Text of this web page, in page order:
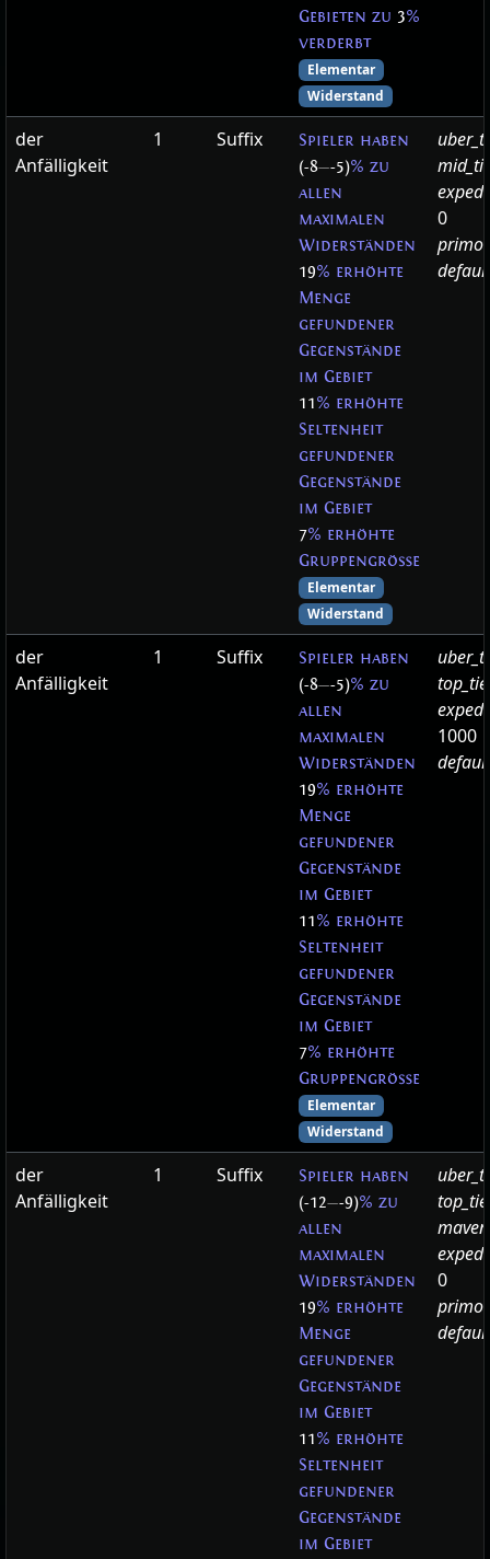
Gebieten zu 3%
verderbt
Elementar
Widerstand
der
Anfälligkeit
1 Suffix
Spieler haben
(-8—-5)% zu
allen
maximalen
Widerständen
19% erhöhte
Menge
gefundener
Gegenstände
im Gebiet
11% erhöhte
Seltenheit
gefundener
Gegenstände
im Gebiet
7% erhöhte
Gruppengröße
Elementar
Widerstand
0
default
der
Anfälligkeit
1 Suffix
Spieler haben
(-8—-5)% zu
allen
maximalen
Widerständen
19% erhöhte
Menge
gefundener
Gegenstände
im Gebiet
11% erhöhte
Seltenheit
gefundener
Gegenstände
im Gebiet
7% erhöhte
Gruppengröße
Elementar
Widerstand
1000
default
der
Anfälligkeit
1 Suffix
Spieler haben
(-12—-9)% zu
allen
maximalen
Widerständen
19% erhöhte
Menge
gefundener
Gegenstände
im Gebiet
11% erhöhte
Seltenheit
gefundener
Gegenstände
im Gebiet
0
default